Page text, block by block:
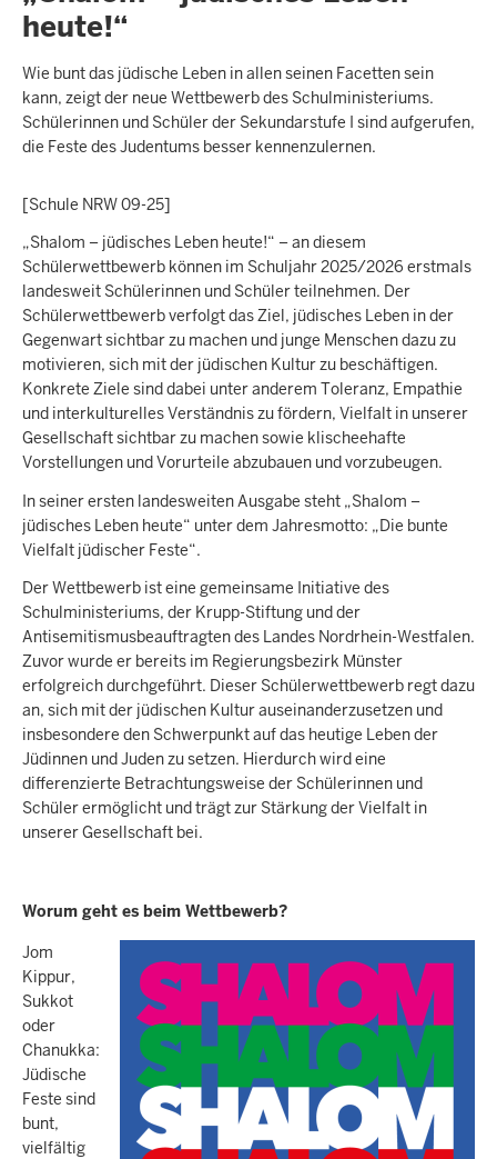
heute!“
Wie bunt das jüdische Leben in allen seinen Facetten sein
kann, zeigt der neue Wettbewerb des Schulministeriums.
Schülerinnen und Schüler der Sekundarstufe I sind aufgerufen,
die Feste des Judentums besser kennenzulernen.
[Schule NRW 09-25]
„Shalom – jüdisches Leben heute!“ – an diesem
Schülerwettbewerb können im Schuljahr 2025/2026 erstmals
landesweit Schülerinnen und Schüler teilnehmen. Der
Schülerwettbewerb verfolgt das Ziel, jüdisches Leben in der
Gegenwart sichtbar zu machen und junge Menschen dazu zu
motivieren, sich mit der jüdischen Kultur zu beschäftigen.
Konkrete Ziele sind dabei unter anderem Toleranz, Empathie
und interkulturelles Verständnis zu fördern, Vielfalt in unserer
Gesellschaft sichtbar zu machen sowie klischeehafte
Vorstellungen und Vorurteile abzubauen und vorzubeugen.
In seiner ersten landesweiten Ausgabe steht „Shalom –
jüdisches Leben heute“ unter dem Jahresmotto: „Die bunte
Vielfalt jüdischer Feste“.
Der Wettbewerb ist eine gemeinsame Initiative des
Schulministeriums, der Krupp-Stiftung und der
Antisemitismusbeauftragten des Landes Nordrhein-Westfalen.
Zuvor wurde er bereits im Regierungsbezirk Münster
erfolgreich durchgeführt. Dieser Schülerwettbewerb regt dazu
an, sich mit der jüdischen Kultur auseinanderzusetzen und
insbesondere den Schwerpunkt auf das heutige Leben der
Jüdinnen und Juden zu setzen. Hierdurch wird eine
differenzierte Betrachtungsweise der Schülerinnen und
Schüler ermöglicht und trägt zur Stärkung der Vielfalt in
unserer Gesellschaft bei.
Worum geht es beim Wettbewerb?
Jom
Kippur,
Sukkot
oder
Chanukka:
Jüdische
Feste sind
bunt,
vielfältig